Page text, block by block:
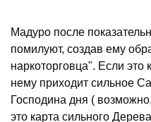
Мадуро после
помилуют, создав ему
наркоторговца". Если это
нему приходит сильное
Господина дня (
это карта сильного